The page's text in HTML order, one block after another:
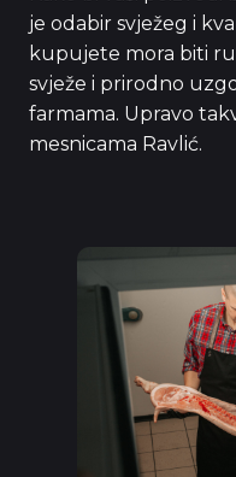
je odabir svježeg i
kupujete mora biti
svježe i prirodno
farmama. Upravo
mesnicama Ravlić.